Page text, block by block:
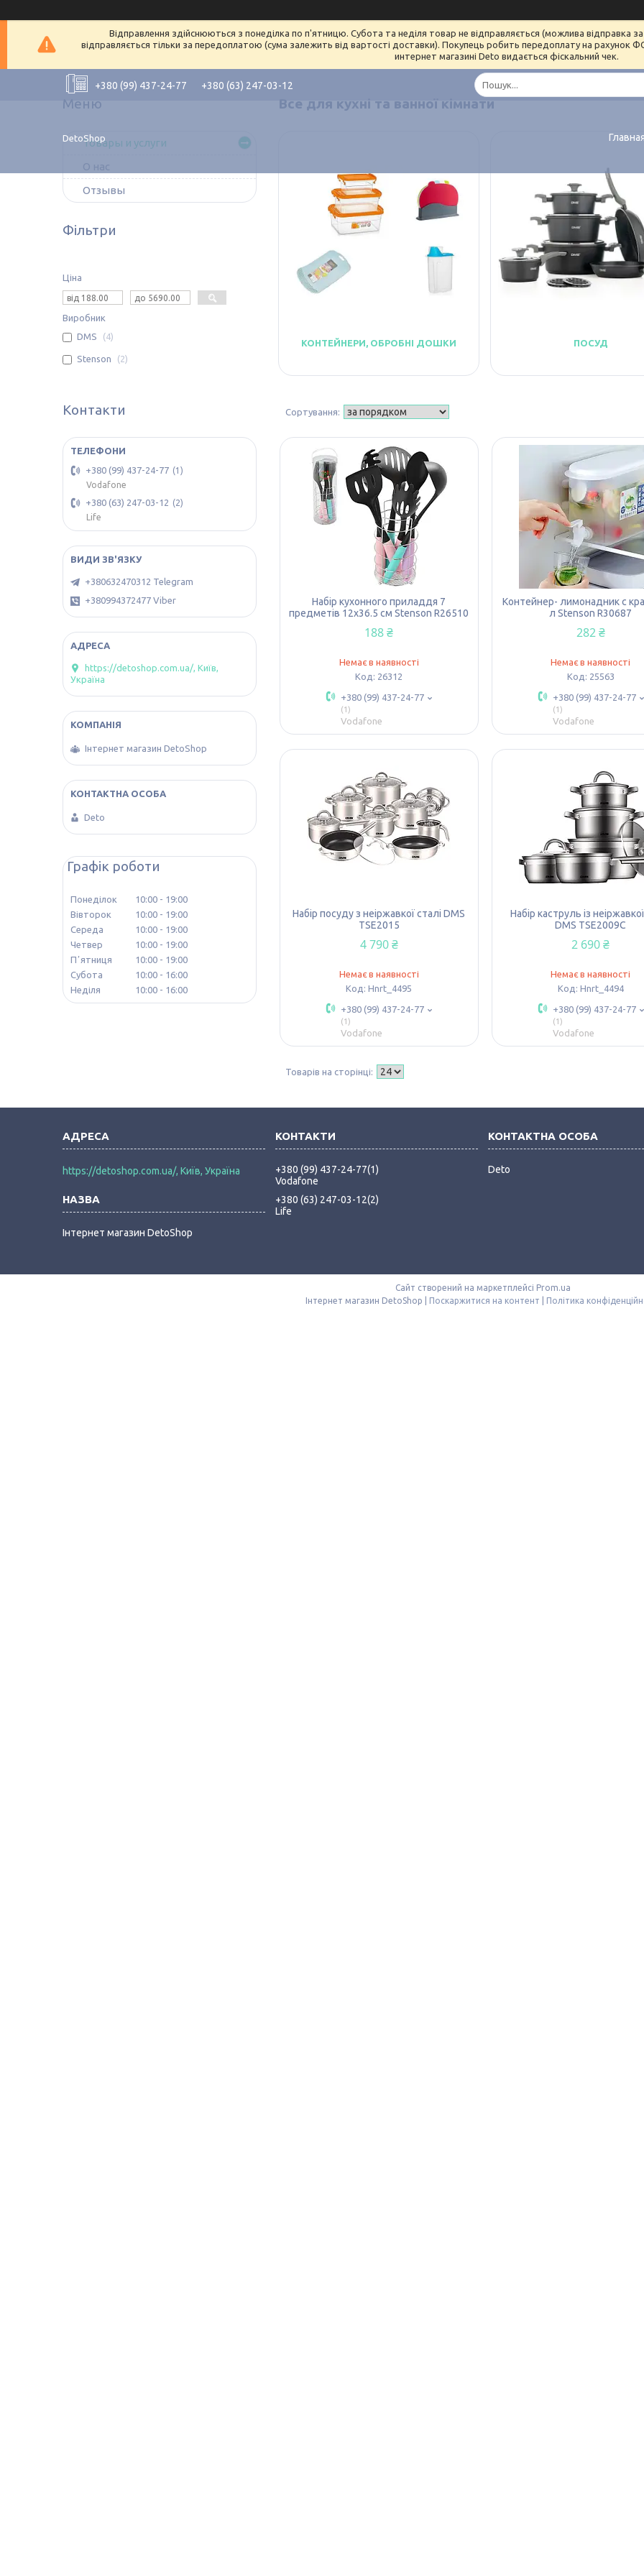
Відправлення здійснюються з понеділка по п'ятницю. Субота та неділя товар не відправляється (можлива відправка
відправляється тільки за передоплатою (сума залежить від вартості доставки). Покупець робить передоплату на рахунок
интернет магазині Deto видається фіскальний чек.
+380 (99) 437-24-77 +380 (63) 247-03-12
DetoShop
Все для кухні та ванної кімнати
КОНТЕЙНЕРИ, ОБРОБНІ ДОШКИ ПОСУД
Набір кухонного приладдя 7
предметів 12x36.5 см Stenson R26510
188 ₴
Немає в наявності
26312
+380 (99) 437-24-77
1
Vodafone
Контейнер- лимонадник с
л Stenson R30687
282 ₴
Немає в наявності
25563
+380 (99) 437-24-77
1
Vodafone
Набір посуду з неіржавкої сталі DMS
TSE2015
4 790 ₴
Немає в наявності
Hnrt_4495
+380 (99) 437-24-77
1
Vodafone
Набір каструль із
DMS TSE2009C
2 690 ₴
Немає в наявності
Hnrt_4494
+380 (99) 437-24-77
1
Vodafone
Товары и услуги
О нас
Отзывы
Фільтри
Ціна
Виробник
DMS
4
Stenson 2
Контакти
+380 (99) 437-24-77
1
Vodafone
+380 (63) 247-03-12
2
Life
+380632470312 Telegram
+380994372477 Viber
https://detoshop.com.ua/, Київ,
Україна
Інтернет магазин DetoShop
Deto
Графік роботи
Понеділок 10:00
19:00
Вівторок
10:00
19:00
Середа
10:00
19:00
Четвер
10:00
19:00
Пʼятниця
10:00
19:00
Субота
10:00
16:00
Неділя
10:00 16:00
https://detoshop.com.ua/, Київ, Україна
Інтернет магазин DetoShop
+380 (99) 437-24-77 1
Vodafone
+380 (63) 247-03-12 2
Life
Deto
Сайт створений на маркетплейсі Prom.ua
Поскаржитися на контент Політика